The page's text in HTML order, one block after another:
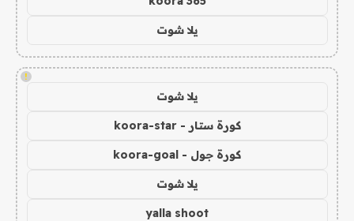
يلا شوت
!
يلا شوت
كورة ستار - koora-star
كورة جول - koora-goal
يلا شوت
yalla shoot